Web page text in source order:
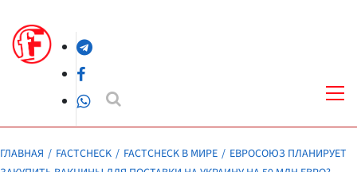
содержимомуTelegram
Facebook
WhatsApp
ГЛАВНАЯ FACTCHECK FACTCHECK В МИРЕ
ЕВРОСОЮЗ ПЛАНИРУЕТ